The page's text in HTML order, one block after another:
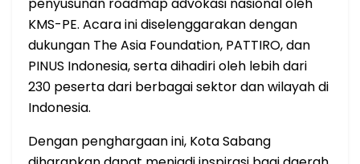
penyusunan roadmap advokasi nasional oleh
KMS-PE. Acara ini diselenggarakan dengan
dukungan The Asia Foundation, PATTIRO, dan
PINUS Indonesia, serta dihadiri oleh lebih dari
230 peserta dari berbagai sektor dan wilayah di
Indonesia.
Dengan penghargaan ini, Kota Sabang